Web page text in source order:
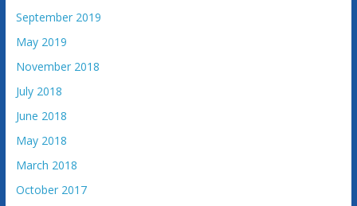
September 2019
May 2019
November 2018
July 2018
June 2018
May 2018
March 2018
October 2017